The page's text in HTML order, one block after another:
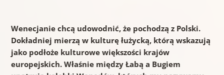
Wenecjanie chcą udowodnić, że pochodzą z Polski.
Dokładniej mierzą w kulturę łużycką, którą wskazują
jako podłoże kulturowe większości krajów
europejskich. Właśnie między Łabą a Bugiem